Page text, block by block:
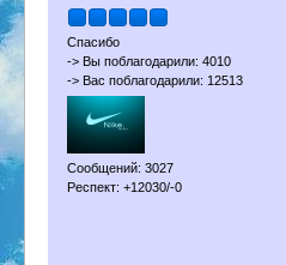
Спасибо
-> Вы поблагодарили: 4010
-> Вас поблагодарили: 12513
Сообщений: 3027
Респект: +12030/-0